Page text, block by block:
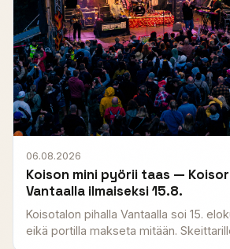
06.08.2026
Koison mini pyörii taas —
Vantaalla ilmaiseksi 15.8.
Koisotalon pihalla Vantaalla soi 15.
eikä portilla makseta mitään.